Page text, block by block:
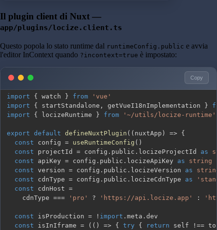
Il plugin client di Nuxt —
app/plugins/locize.client.ts
Questo popola lo stato runtime dal runtimeConfig.public e avvia
l'editor InContext quando ?incontext=true è impostato:
Copy
import { watch } from
'vue'
import
{ startStandalone , getVueI18nImplementation }
import
{ locizeRuntime } from '~/utils/locize-runtime'
export default defineNuxtPlugin ( ( nuxtApp ) => {
const config = useRuntimeConfig ( )
const projectId = config . public . locizeProjectId as
const apiKey = config . public . locizeApiKey as
string
const version = config . public . locizeVersion as
const cdnType = config . public . locizeCdnType as
const cdnHost =
    cdnType
=== 'pro' ? 'https://api.locize.app' :
const isProduction = ! import . meta .
const isInIframe = ( ( ) => { try { return self !==